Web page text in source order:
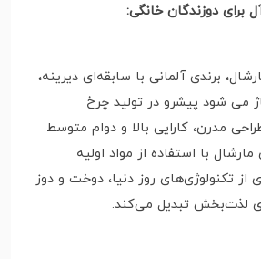
برای دوزندگان خانگی:
برندی آلمانی با سابقه‌ای دیرینه،
می شود پیشرو در تولید چرخ
مدرن، کارایی بالا و دوام متوسط
با استفاده از مواد اولیه
از تکنولوژی‌های روز دنیا، دوخت و دوز
لذت‌بخش تبدیل می‌کند.